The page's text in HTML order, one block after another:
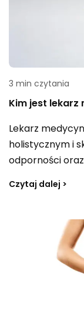
ich
3 min czytania
Kim jest
Lekarz
holistycznym i
odporności
większym
zdrowia, ale
środowisko, w
często
poświęcaną
naturalnych
większości
Czytaj dalej >